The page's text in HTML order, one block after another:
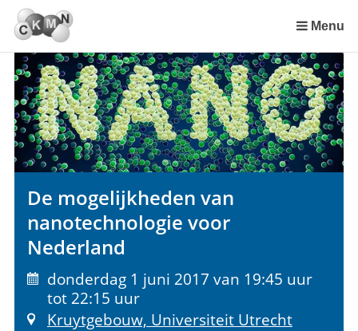
links
Spring
naar
de
inhoud
Spring
naar
menu
Menu
De mogelijkheden van
nanotechnologie voor
Nederland
donderdag 1 juni 2017 van 19:45 uur
tot 22:15 uur
Kruytgebouw, Universiteit Utrecht